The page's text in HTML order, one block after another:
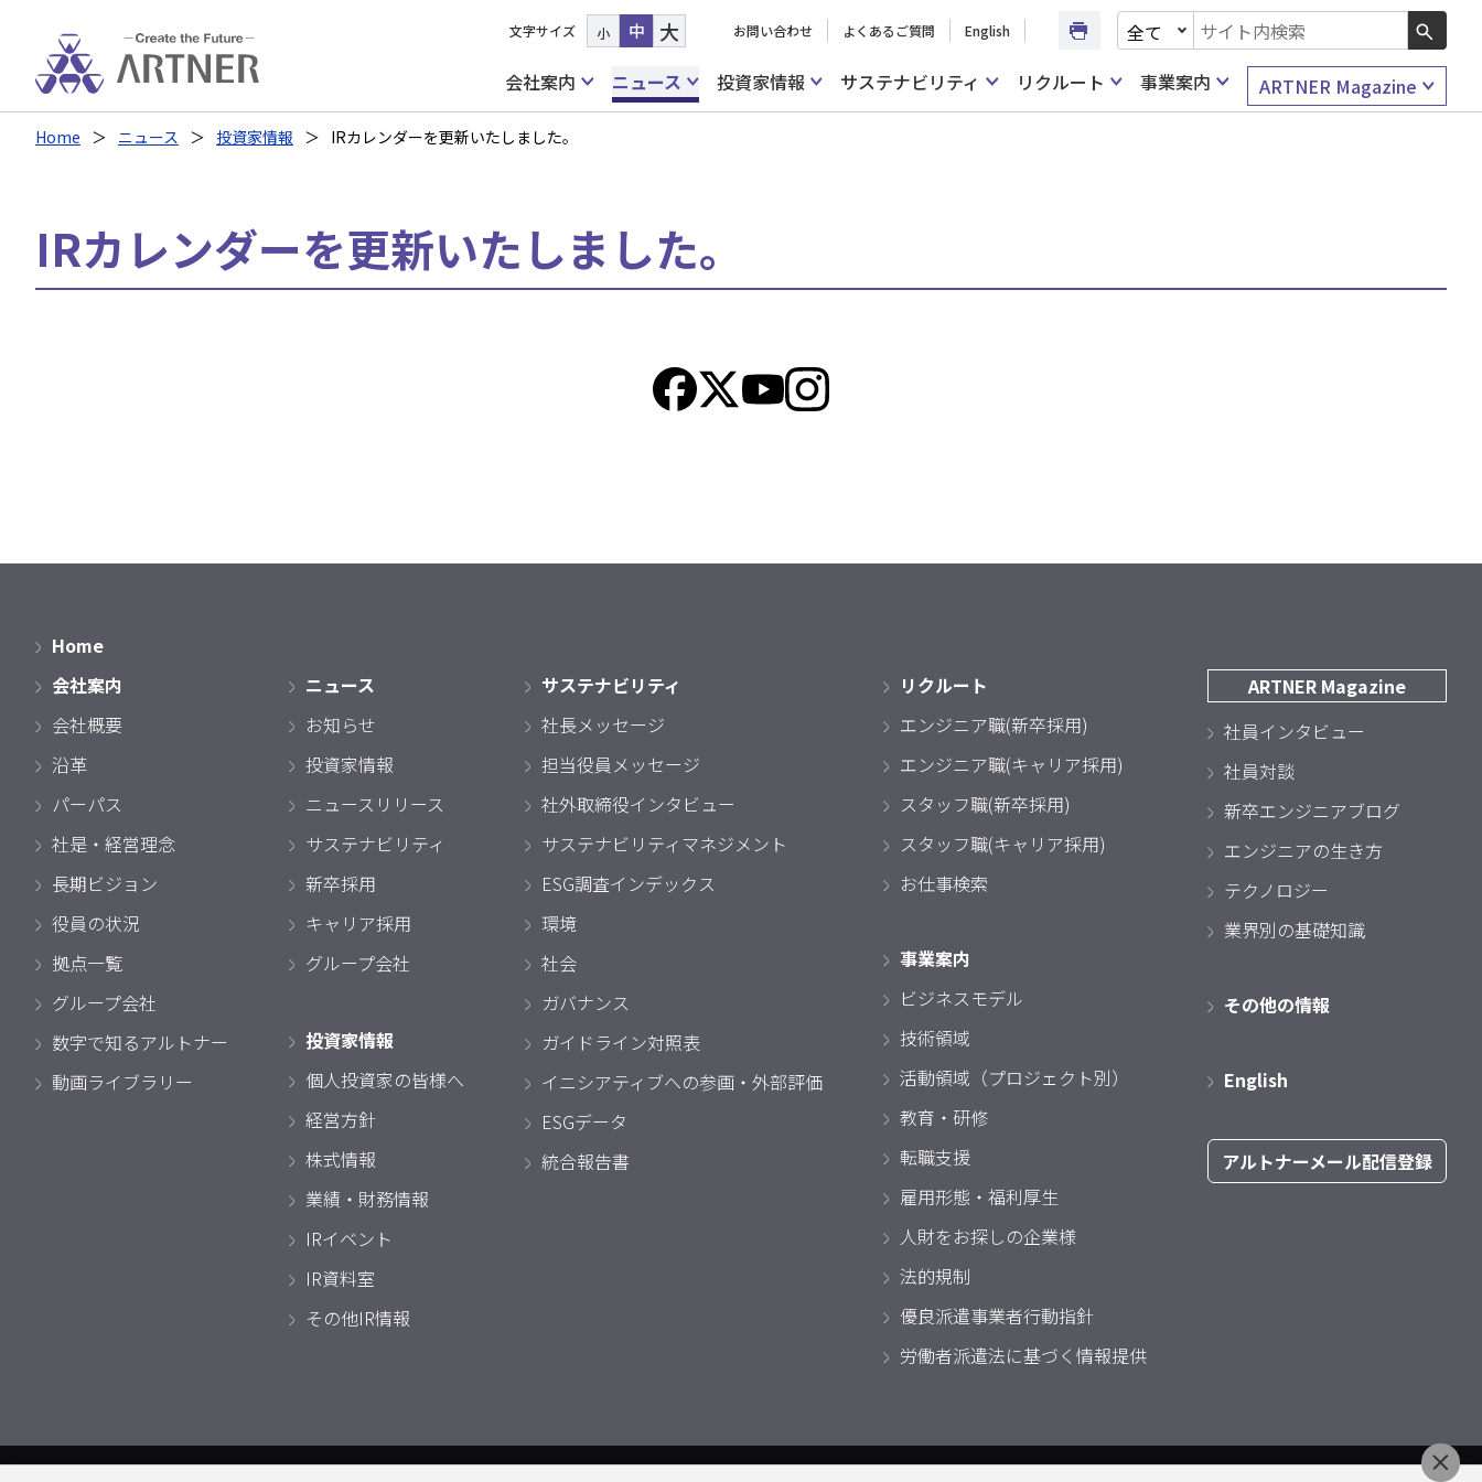
文字サイズ 小 中 大 お問い合わせ よくあるご質問 English
文書種別を選択
検索キーワード入力
会社案内
ニュース 投資家情報 サステナビリティ リクルート 事業案内 ARTNER Magazine
Home ニュース 投資家情報 IRカレンダーを更新いたしました。
IRカレンダーを更新いたしました。
Home
会社案内
会社概要
沿革
パーパス
社是・経営理念
長期ビジョン
役員の状況
拠点一覧
グループ会社
数字で知るアルトナー
動画ライブラリー
ニュース
お知らせ
投資家情報
ニュースリリース
サステナビリティ
新卒採用
キャリア採用
グループ会社
投資家情報
個人投資家の皆様へ
経営方針
株式情報
業績・財務情報
IRイベント
IR資料室
その他IR情報
サステナビリティ
社長メッセージ
担当役員メッセージ
社外取締役インタビュー
サステナビリティマネジメント
ESG調査インデックス
環境
社会
ガバナンス
ガイドライン対照表
イニシアティブへの参画・外部評価
ESGデータ
統合報告書
リクルート
エンジニア職(新卒採用)
エンジニア職(キャリア採用)
スタッフ職(新卒採用)
スタッフ職(キャリア採用)
お仕事検索
事業案内
ビジネスモデル
技術領域
活動領域（プロジェクト別）
教育・研修
転職支援
雇用形態・福利厚生
人財をお探しの企業様
法的規制
優良派遣事業者行動指針
労働者派遣法に基づく情報提供
ARTNER Magazine
社員インタビュー
社員対談
新卒エンジニアブログ
エンジニアの生き方
テクノロジー
業界別の基礎知識
その他の情報
English
アルトナーメール配信登録